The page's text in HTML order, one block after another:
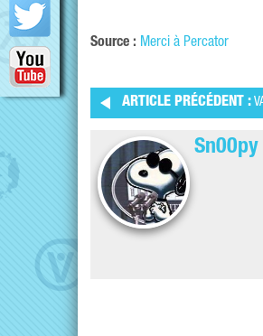
Source : Merci à Percator
ARTICLE PRÉCÉDENT :
Sn00py